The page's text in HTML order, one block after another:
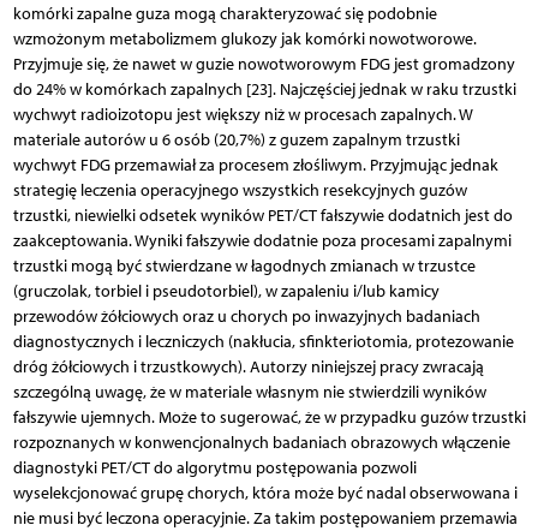
komórki zapalne guza mogą charakteryzować się podobnie
wzmożonym metabolizmem glukozy jak komórki nowotworowe.
Przyjmuje się, że nawet w guzie nowotworowym FDG jest gromadzony
do 24% w komórkach zapalnych [23]. Najczęściej jednak w raku trzustki
wychwyt radioizotopu jest większy niż w procesach zapalnych. W
materiale autorów u 6 osób (20,7%) z guzem zapalnym trzustki
wychwyt FDG przemawiał za procesem złośliwym. Przyjmując jednak
strategię leczenia operacyjnego wszystkich resekcyjnych guzów
trzustki, niewielki odsetek wyników PET/CT fałszywie dodatnich jest do
zaakceptowania. Wyniki fałszywie dodatnie poza procesami zapalnymi
trzustki mogą być stwierdzane w łagodnych zmianach w trzustce
(gruczolak, torbiel i pseudotorbiel), w zapaleniu i/lub kamicy
przewodów żółciowych oraz u chorych po inwazyjnych badaniach
diagnostycznych i leczniczych (nakłucia, sfinkteriotomia, protezowanie
dróg żółciowych i trzustkowych). Autorzy niniejszej pracy zwracają
szczególną uwagę, że w materiale własnym nie stwierdzili wyników
fałszywie ujemnych. Może to sugerować, że w przypadku guzów trzustki
rozpoznanych w konwencjonalnych badaniach obrazowych włączenie
diagnostyki PET/CT do algorytmu postępowania pozwoli
wyselekcjonować grupę chorych, która może być nadal obserwowana i
nie musi być leczona operacyjnie. Za takim postępowaniem przemawia